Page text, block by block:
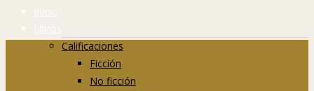
Inicio
Libros
Calificaciones
Ficción
No ficción